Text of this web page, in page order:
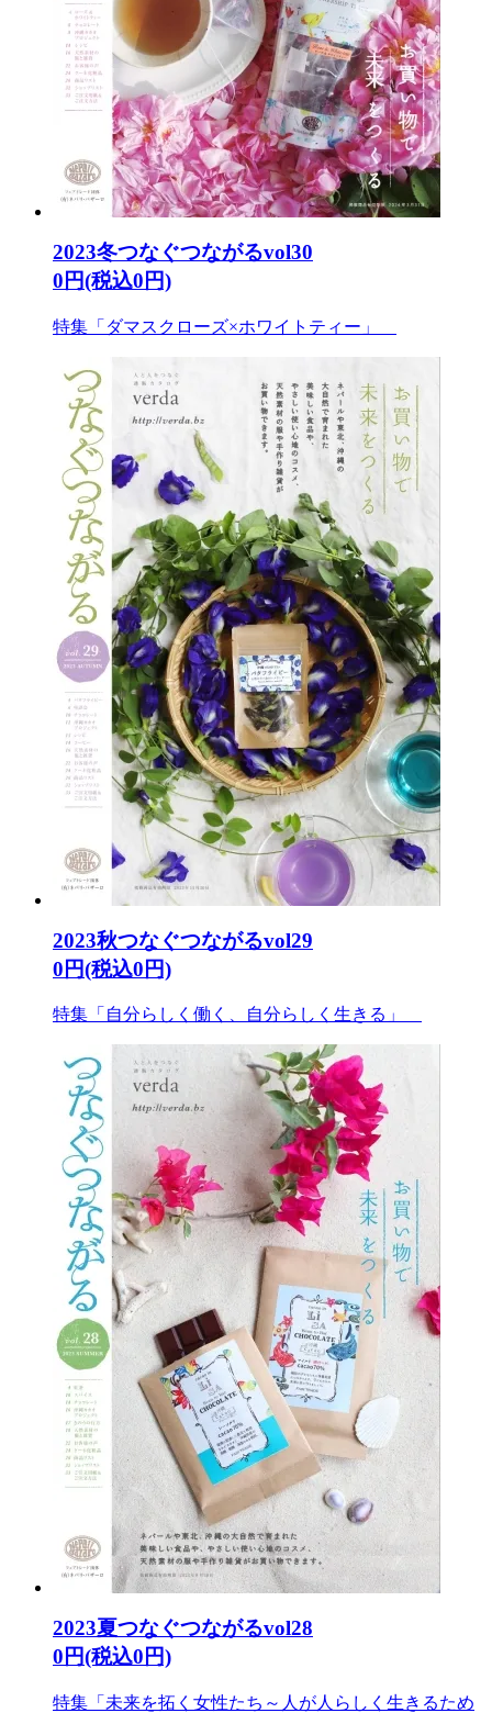
2023冬つなぐつながるvol30
0円(税込0円)
特集「ダマスクローズ×ホワイトティー」
2023秋つなぐつながるvol29
0円(税込0円)
特集「自分らしく働く、自分らしく生きる」
2023夏つなぐつながるvol28
0円(税込0円)
特集「未来を拓く女性たち～人が人らしく生きるため